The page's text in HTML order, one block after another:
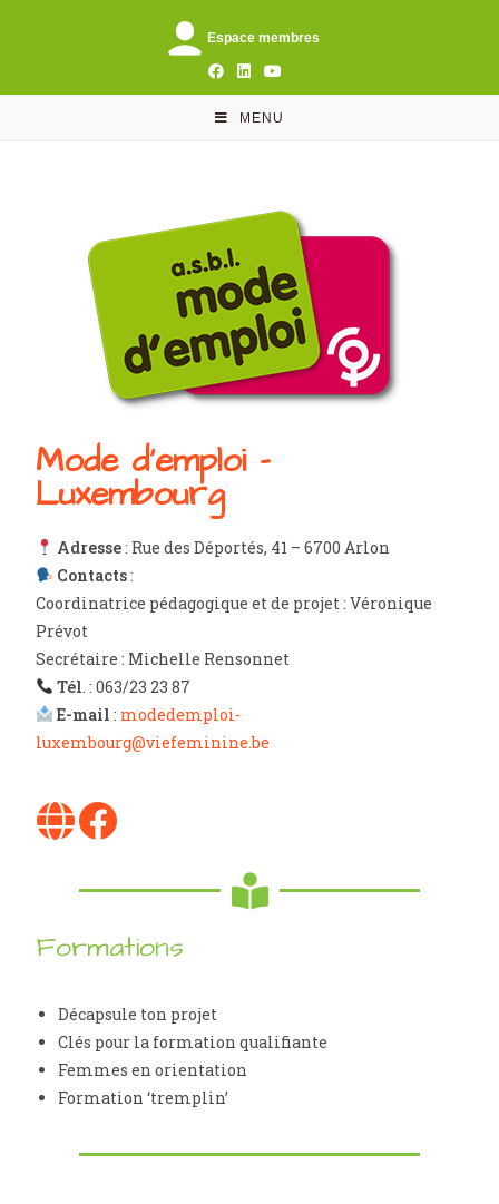
Espace membres
MENU
Mode d'emploi -
Luxembourg
Adresse: Rue des Déportés, 41 – 6700 Arlon
Contacts:
Coordinatrice pédagogique et de projet : Véronique
Prévot
Secrétaire : Michelle Rensonnet
Tél. : 063/23 23 87
E-mail : modedemploi-
luxembourg@viefeminine.be
Formations
Décapsule ton projet
Clés pour la formation qualifiante
Femmes en orientation
Formation ‘tremplin’